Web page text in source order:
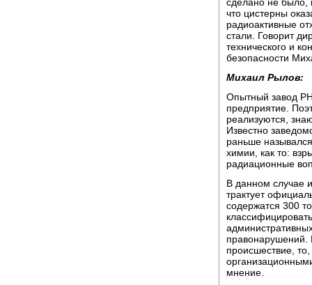
что цистерны
радиоактивные
стали. Говорит
технического и
безопасности
Михаил Рылов:
Опытный завод
предприятие.
реализуются,
Известно
раньше
химии, как то:
радиационные
В данном случае
трактует
содержатся 300
правонарушений.
происшествие,
мнение.